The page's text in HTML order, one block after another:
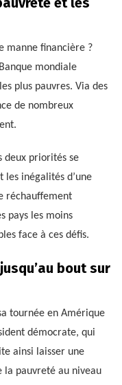
manne financière ?
mondiale
plus pauvres. Via des
de nombreux
deux priorités se
inégalités d’une
réchauffement
pays les moins
face à ces défis.
bout sur
tournée en Amérique
démocrate, qui
ainsi laisser une
pauvreté au niveau